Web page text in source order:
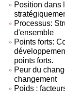
Position dans
Processus:
d'ensemble
Points forts:
points forts.
Peur du
changement
Poids :